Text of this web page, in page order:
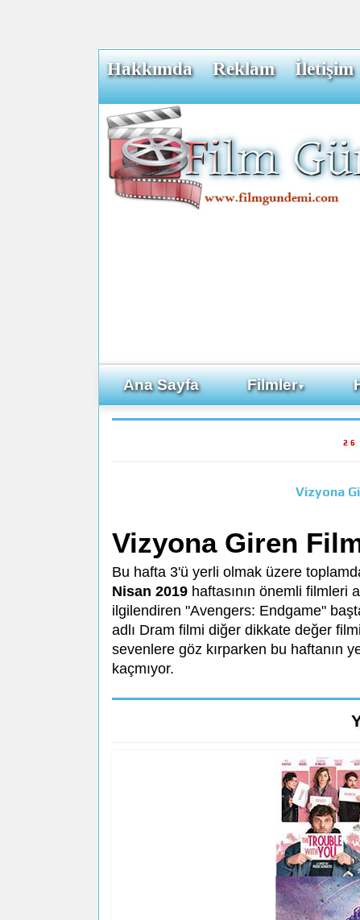
Hakkımda Reklam İletişim
Ana Sayfa Filmler▼
26
Vizyona
Vizyona Giren
Bu hafta 3'ü yerli olmak üzere
Nisan 2019 haftasının önemli filmleri
ilgilendiren "Avengers: Endgame"
adlı Dram filmi diğer dikkate değer
sevenlere göz kırparken bu haftanın
kaçmıyor.